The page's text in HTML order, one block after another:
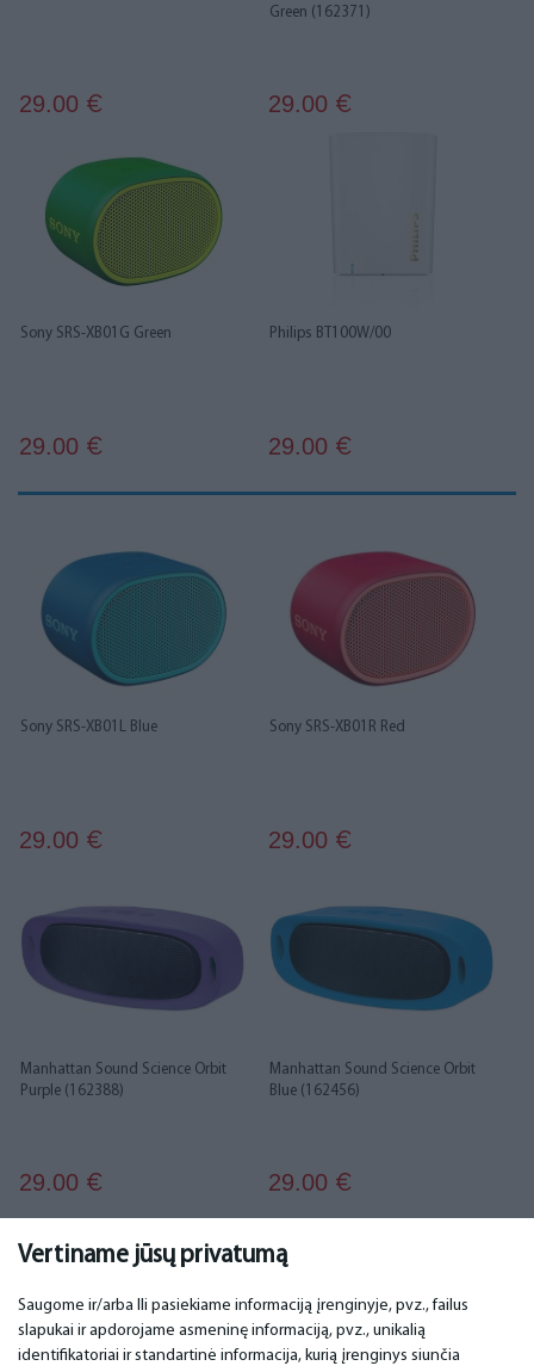
Vertiname jūsų privatumą
Saugome ir/arba Ili pasiekiame informaciją įrenginyje, pvz., failus
slapukai ir apdorojame asmeninę informaciją, pvz., unikalią
identifikatoriai ir standartinė informacija, kurią įrenginys siunčia
29.00 €
Green (162371)
29.00 €
Sony SRS-XB01G Green
29.00 €
Philips BT100W/00
29.00 €
Sony SRS-XB01L Blue
29.00 €
Sony SRS-XB01R Red
29.00 €
Manhattan Sound Science Orbit
Purple (162388)
29.00 €
Manhattan Sound Science Orbit
Blue (162456)
29.00 €
1 2 3 4 5
SVARBU KONTAKTINIAI DUOMENYS